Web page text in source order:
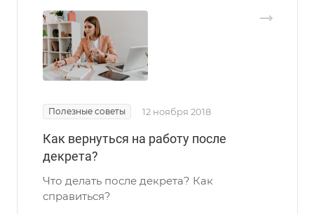
Полезные советы 12 ноября 2018
Как вернуться на работу после
декрета?
Что делать после декрета? Как
справиться?